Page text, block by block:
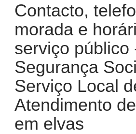
Contacto,
morada e
serviço público
Segurança
Serviço Local
Atendimento
em elvas